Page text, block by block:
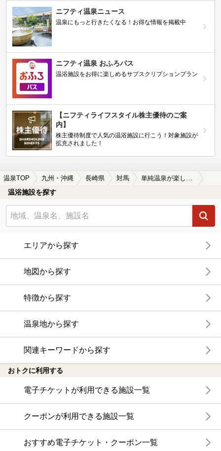
ニフティ温泉ニュース
温泉にもっと行きたくなる！お得な情報を掲載中
ニフティ温泉 おふろパス
温浴施設をお得に楽しめるサブスクリプションプラン
【ニフティライフスタイル株主優待のご案
内】
株主優待制度で人気の温浴施設に行こう！対象施設が
拡充されました！
温泉TOP 九州・沖縄 長崎県 対馬 単純温泉が楽しめる対馬の温泉、日帰り温泉、スーパー銭湯おすすめ
温浴施設を探す
エリアから探す
地図から探す
特徴から探す
温泉地から探す
関連キーワードから探す
おトクに利用する
電子チケットが利用できる施設一覧
クーポンが利用できる施設一覧
おすすめ電子チケット・クーポン一覧